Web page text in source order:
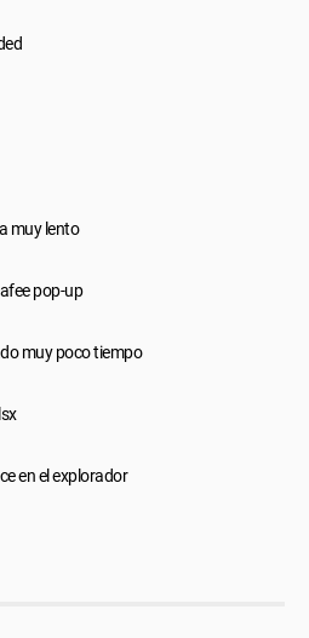
muy lento
pop-up
muy poco tiempo
en el explorador